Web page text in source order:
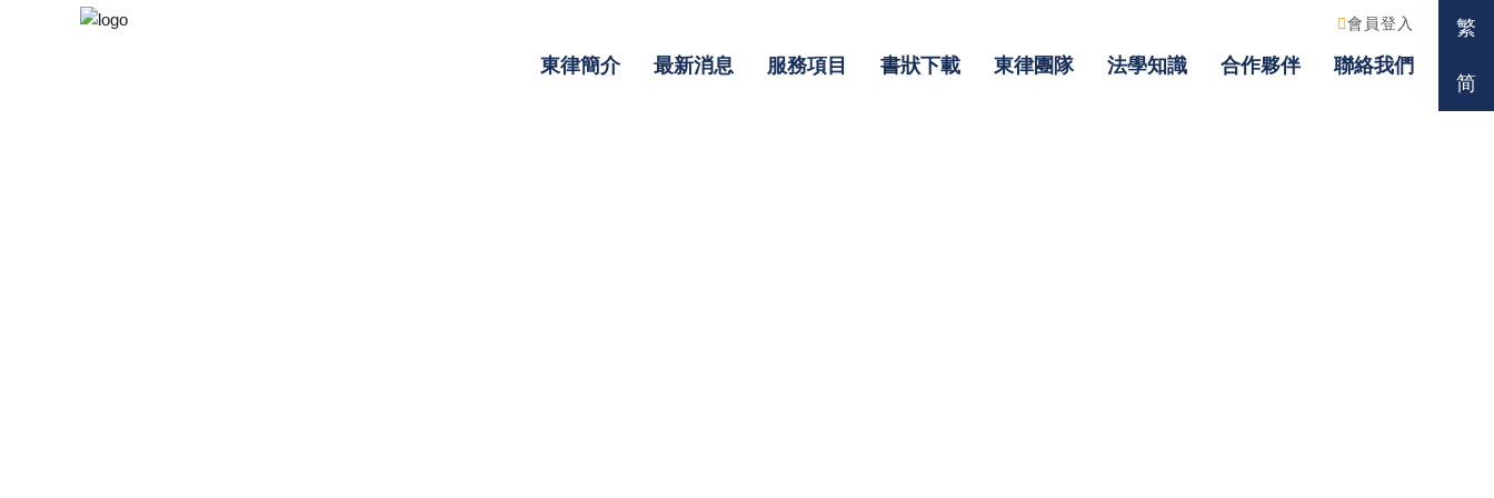
東律簡介 最新消息 服務項目 書狀下載 東律團隊 法學知識 合作夥伴 聯絡我們
繁
简
會員登入